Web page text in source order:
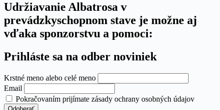
Udržiavanie Albatrosa v
prevádzkyschopnom stave je možne aj
vďaka sponzorstvu a pomoci:
Prihláste sa na odber noviniek
Krstné meno alebo celé meno
Email
Pokračovaním prijímate zásady ochrany osobných údajov